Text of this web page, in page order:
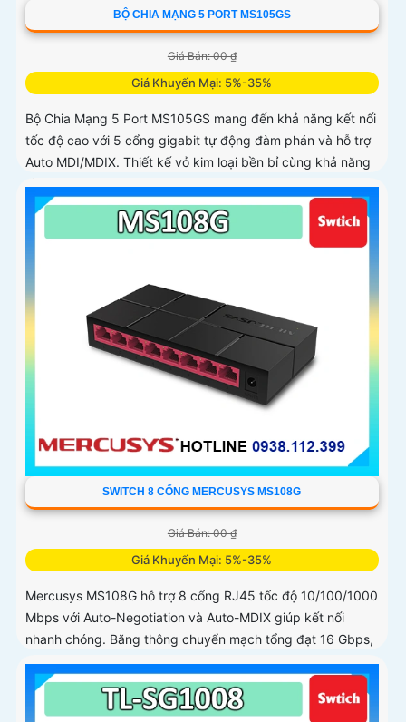
BỘ CHIA MẠNG 5 PORT MS105GS
Giá Bán: 00 ₫
Giá Khuyến Mại: 5%-35%
Bộ Chia Mạng 5 Port MS105GS mang đến khả năng kết nối
tốc độ cao với 5 cổng gigabit tự động đàm phán và hỗ trợ
Auto MDI/MDIX. Thiết kế vỏ kim loại bền bỉ cùng khả năng
tản nhiệt hiệu quả, phù hợp đặt bàn hoặc gắn tường
SWITCH 8 CỔNG MERCUSYS MS108G
Giá Bán: 00 ₫
Giá Khuyến Mại: 5%-35%
Mercusys MS108G hỗ trợ 8 cổng RJ45 tốc độ 10/100/1000
Mbps với Auto-Negotiation và Auto-MDIX giúp kết nối
nhanh chóng. Băng thông chuyển mạch tổng đạt 16 Gbps,
xử lý mượt nhiều luồng dữ liệu đồng thời